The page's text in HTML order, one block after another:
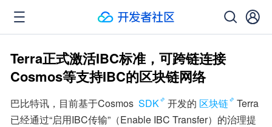
Terra正式激活IBC标准，可跨链连接
Cosmos等支持IBC的区块链网络
巴比特讯，目前基于Cosmos SDK 开发的 区块链
Terra
已经通过“启用IBC传输”（Enable IBC Transfer）的治理提